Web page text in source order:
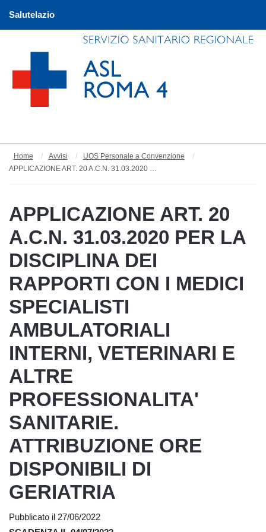
Salutelazio
Home Avvisi
UOS Personale a Convenzione
APPLICAZIONE ART. 20 A.C.N. 31.03.2020 PER LA DISCIPLINA DEI RAPPORTI CON I MEDICI SPECIALISTI AMBULATORIALI INTERNI, VETERINARI E ALTRE PROFESSIONALITA' SANITARIE. ATTRIBUZIONE ORE DISPONIBILI DI GERIATRIA
APPLICAZIONE ART. 20
A.C.N. 31.03.2020 PER LA
DISCIPLINA DEI
RAPPORTI CON I MEDICI
SPECIALISTI
AMBULATORIALI
INTERNI, VETERINARI E
ALTRE
PROFESSIONALITA'
SANITARIE.
ATTRIBUZIONE ORE
DISPONIBILI DI
GERIATRIA
Pubblicato il 27/06/2022